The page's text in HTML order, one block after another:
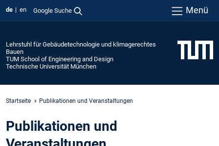
de en Google Suche Menü
Lehrstuhl für Gebäudetechnologie und klimagerechtes
Bauen
TUM School of Engineering and Design
Technische Universität München
Startseite Publikationen und Veranstaltungen
Publikationen und